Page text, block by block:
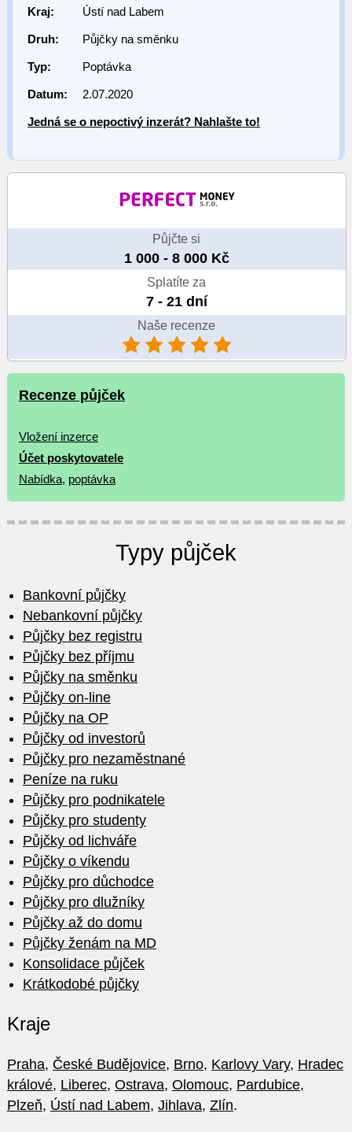
Kraj: Ústí nad Labem
Druh: Půjčky na směnku
Typ: Poptávka
Datum: 2.07.2020
Jedná se o nepoctivý inzerát? Nahlašte to!
Půjčte si
1 000 - 8 000 Kč
Splatíte za
7 - 21 dní
Naše recenze
Recenze půjček
Vložení inzerce
Účet poskytovatele
Nabídka, poptávka
Typy půjček
Bankovní půjčky
Nebankovní půjčky
Půjčky bez registru
Půjčky bez příjmu
Půjčky na směnku
Půjčky on-line
Půjčky na OP
Půjčky od investorů
Půjčky pro nezaměstnané
Peníze na ruku
Půjčky pro podnikatele
Půjčky pro studenty
Půjčky od lichváře
Půjčky o víkendu
Půjčky pro důchodce
Půjčky pro dlužníky
Půjčky až do domu
Půjčky ženám na MD
Konsolidace půjček
Krátkodobé půjčky
Kraje
Praha, České Budějovice, Brno, Karlovy Vary, Hradec
králové, Liberec, Ostrava, Olomouc, Pardubice,
Plzeň, Ústí nad Labem, Jihlava, Zlín.